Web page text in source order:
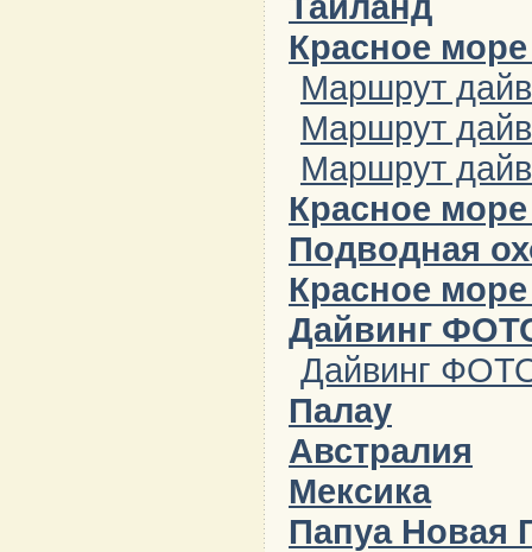
Красное
Маршрут
Маршрут
Маршрут
Красное
Подводная
Красное
Дайвинг
Дайвинг
Палау
Австралия
Мексика
Папуа Новая